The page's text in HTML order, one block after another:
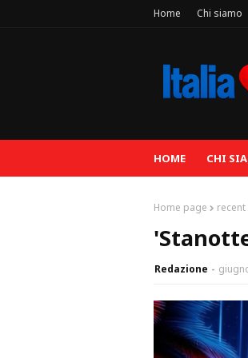
Home Chi siamo
HOME CHI
Home page recent
Redazione